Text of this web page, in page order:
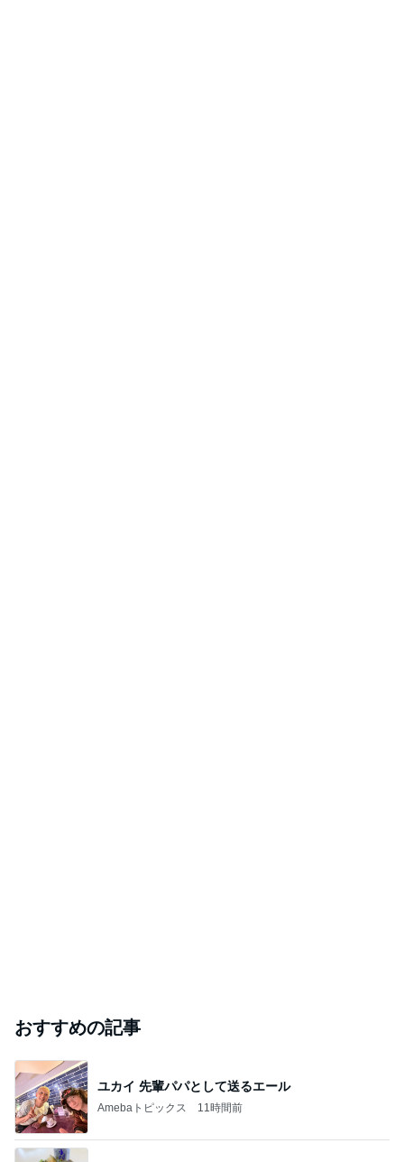
おすすめの記事
ユカイ 先輩パパとして送るエール
Amebaトピックス 11時間前